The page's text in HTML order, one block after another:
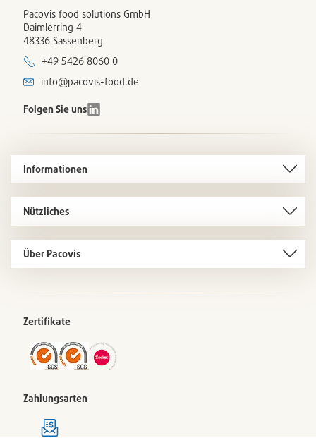
Pacovis food solutions GmbH
Daimlerring 4
48336 Sassenberg
+49 5426 8060 0
info@pacovis-food.de
Folgen Sie uns
Informationen
Nützliches
Über Pacovis
Zertifikate
Zahlungsarten